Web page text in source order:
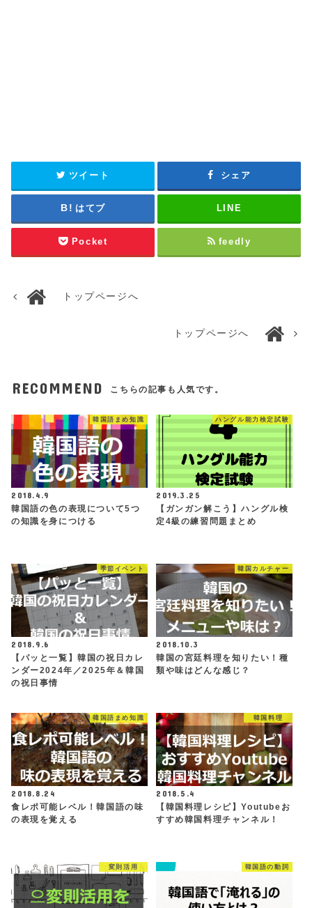
ツイート シェア
はてブ LINE
Pocket feedly
トップページへ
トップページへ
RECOMMEND こちらの記事も人気です。
韓国語まめ知識
2018.4.9
韓国語の色の表現について5つ
の知識を身につける
ハングル能力検定試験
2019.3.25
【ガンガン解こう】ハングル検
定4級の練習問題まとめ
季節イベント
2018.9.6
【パッと一覧】韓国の祝日カレ
ンダー2024年／2025年＆韓国
の祝日事情
韓国カルチャー
2018.10.3
韓国の宮廷料理を知りたい！種
類や味はどんな感じ？
韓国語まめ知識
2018.8.24
食レポ可能レベル！韓国語の味
の表現を覚える
韓国料理
2018.5.4
【韓国料理レシピ】Youtubeお
すすめ韓国料理チャンネル！
変則活用 韓国語の動詞